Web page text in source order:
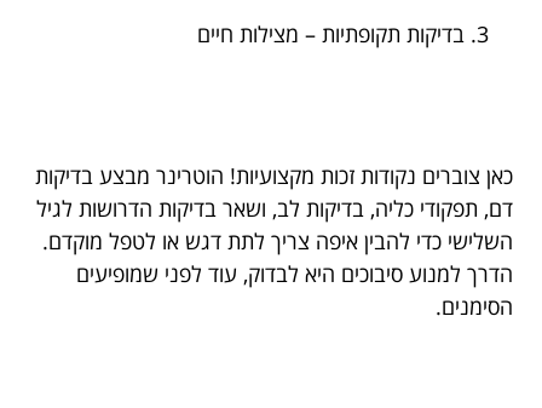
בדיקות תקופתיות – מצילות חיים
כאן צוברים נקודות זכות מקצועיות! הוטרינר מבצע בדיקות
דם, תפקודי כליה, בדיקות לב, ושאר בדיקות הדרושות לגיל
השלישי כדי להבין איפה צריך לתת דגש או לטפל מוקדם.
הדרך למנוע סיבוכים היא לבדוק, עוד לפני שמופיעים
הסימנים.